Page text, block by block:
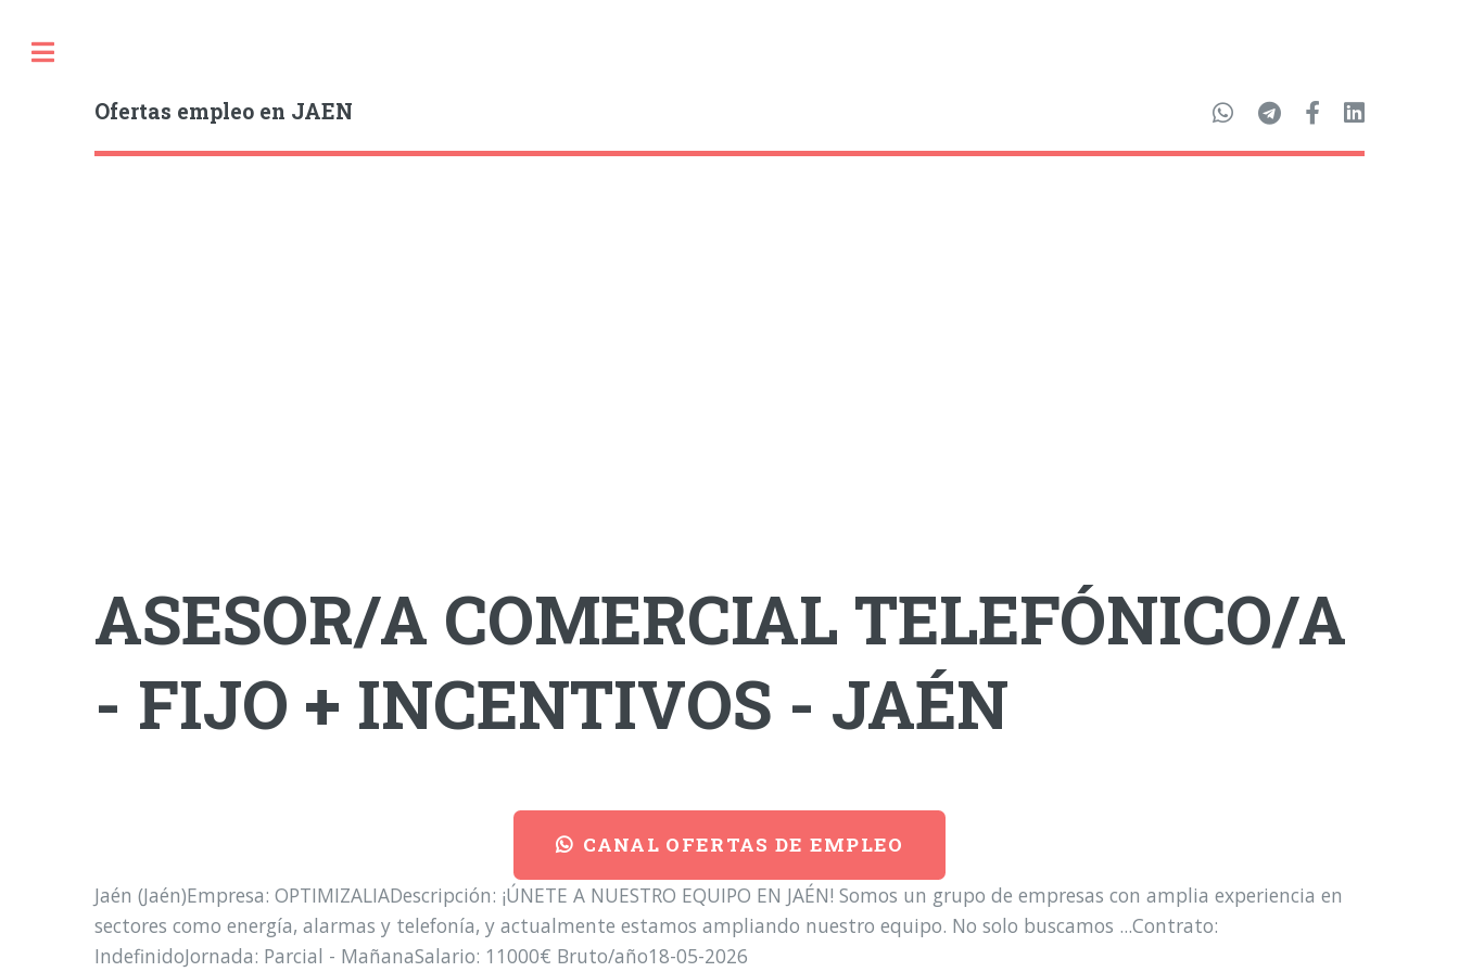
Ofertas empleo en JAEN
ASESOR/A COMERCIAL TELEFÓNICO/A
- FIJO + INCENTIVOS - JAÉN
CANAL OFERTAS DE EMPLEO
Jaén (Jaén)Empresa: OPTIMIZALIADescripción: ¡ÚNETE A NUESTRO EQUIPO EN JAÉN! Somos un grupo de empresas con amplia experiencia en
sectores como energía, alarmas y telefonía, y actualmente estamos ampliando nuestro equipo. No solo buscamos ...Contrato:
IndefinidoJornada: Parcial - MañanaSalario: 11000€ Bruto/año18-05-2026